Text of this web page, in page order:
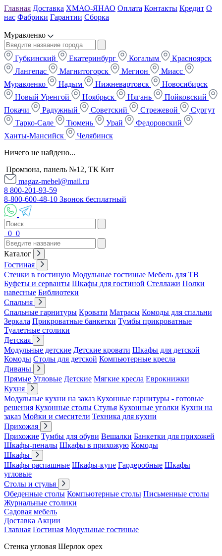
Главная Доставка ХМАО-ЯНАО Оплата Контакты Кредит О
нас Фабрики Гарантии Сборка
Муравленко
Губкинский Екатеринбург Когалым
Красноярск
Лангепас
Магнитогорск Мегион
Миасс
Муравленко
Надым Нижневартовск
Новосибирск
Новый Уренгой
Ноябрьск Нягань
Пойковский
Покачи
Радужный Советский Стрежевой
Сургут
Тарко-Сале
Тюмень Урай
Федоровский
Ханты-Мансийск
Челябинск
Ничего не найдено...
Промзона, панель №12, ТК Кит
magaz-mebel@mail.ru
8 800-201-93-59
8-800-600-48-10 Звонок бесплатный
0 0
Каталог
Гостиная
Стенки в гостиную Модульные гостиные Мебель для ТВ
Буфеты и серванты Шкафы для гостиной Стеллажи Полки
навесные Библиотеки
Спальня
Спальные гарнитуры Кровати Матрасы Комоды для спальни
Зеркала Прикроватные банкетки Тумбы прикроватные
Туалетные столики
Детская
Модульные детские Детские кровати Шкафы для детской
Комоды Столы для детской Компьютерные кресла
Диваны
Прямые Угловые Детские Мягкие кресла Еврокнижки
Кухня
Модульные кухни на заказ Кухонные гарнитуры - готовые
решения Кухонные столы Стулья Кухонные уголки Кухни на
заказ Мойки и смесители Техника для кухни
Прихожая
Прихожие Тумбы для обуви Вешалки Банкетки для прихожей
Шкафы-пеналы Шкафы в прихожую Комоды
Шкафы
Шкафы распашные Шкафы-купе Гардеробные Шкафы
угловые
Столы и стулья
Обеденные столы Компьютерные столы Письменные столы
Журнальные столики
Садовая мебель
Доставка Акции
Главная Гостиная Модульные гостиные
Стенка угловая Шерлок орех